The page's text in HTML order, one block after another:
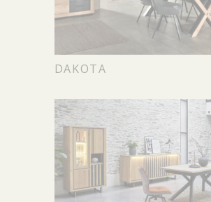
DAKOTA